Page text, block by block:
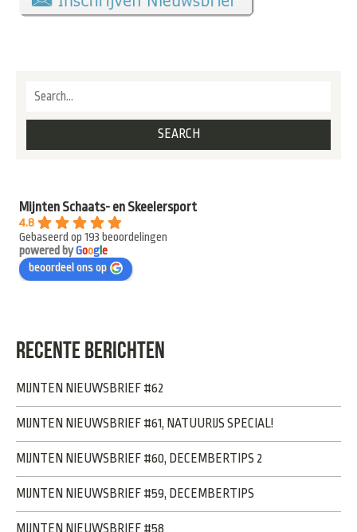
Mijnten Schaats- en Skeelersport
4.8
Gebaseerd op 193 beoordelingen
powered byGooge
beoordeel ons op
RECENTE BERICHTEN
MIJNTEN NIEUWSBRIEF #62
MIJNTEN NIEUWSBRIEF #61, NATUURIJS SPECIAL!
MIJNTEN NIEUWSBRIEF #60, DECEMBERTIPS 2
MIJNTEN NIEUWSBRIEF #59, DECEMBERTIPS